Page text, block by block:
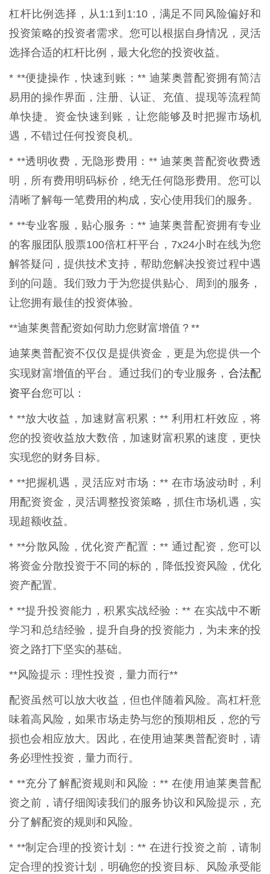
杠杆比例选择，从1:1到1:10，满足不同风险偏好和
投资策略的投资者需求。您可以根据自身情况，灵活
选择合适的杠杆比例，最大化您的投资收益。
* **便捷操作，快速到账：** 迪莱奥普配资拥有简洁
易用的操作界面，注册、认证、充值、提现等流程简
单快捷。资金快速到账，让您能够及时把握市场机
遇，不错过任何投资良机。
* **透明收费，无隐形费用：** 迪莱奥普配资收费透
明，所有费用明码标价，绝无任何隐形费用。您可以
清晰了解每一笔费用的构成，安心使用我们的服务。
* **专业客服，贴心服务：** 迪莱奥普配资拥有专业
的客服团队股票100倍杠杆平台，7x24小时在线为您
解答疑问，提供技术支持，帮助您解决投资过程中遇
到的问题。我们致力于为您提供贴心、周到的服务，
让您拥有最佳的投资体验。
**迪莱奥普配资如何助力您财富增值？**
迪莱奥普配资不仅仅是提供资金，更是为您提供一个
实现财富增值的平台。通过我们的专业服务， 合法配
资平台您可以：
* **放大收益，加速财富积累：** 利用杠杆效应，将
您的投资收益放大数倍，加速财富积累的速度，更快
实现您的财务目标。
* **把握机遇，灵活应对市场：** 在市场波动时，利
用配资资金，灵活调整投资策略，抓住市场机遇，实
现超额收益。
* **分散风险，优化资产配置：** 通过配资，您可以
将资金分散投资于不同的标的，降低投资风险，优化
资产配置。
* **提升投资能力，积累实战经验：** 在实战中不断
学习和总结经验，提升自身的投资能力，为未来的投
资之路打下坚实的基础。
**风险提示：理性投资，量力而行**
配资虽然可以放大收益，但也伴随着风险。高杠杆意
味着高风险，如果市场走势与您的预期相反，您的亏
损也会相应放大。因此，在使用迪莱奥普配资时，请
务必理性投资，量力而行。
* **充分了解配资规则和风险：** 在使用迪莱奥普配
资之前，请仔细阅读我们的服务协议和风险提示，充
分了解配资的规则和风险。
* **制定合理的投资计划：** 在进行投资之前，请制
定合理的投资计划，明确您的投资目标、风险承受能